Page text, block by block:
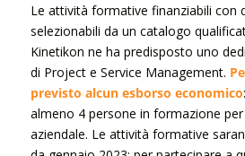
Le attività formative finanziabili con
selezionabili da un catalogo
Kinetikon ne ha predisposto uno
di Project e Service Management.
previsto alcun esborso economico
almeno 4 persone in formazione
aziendale. Le attività formative